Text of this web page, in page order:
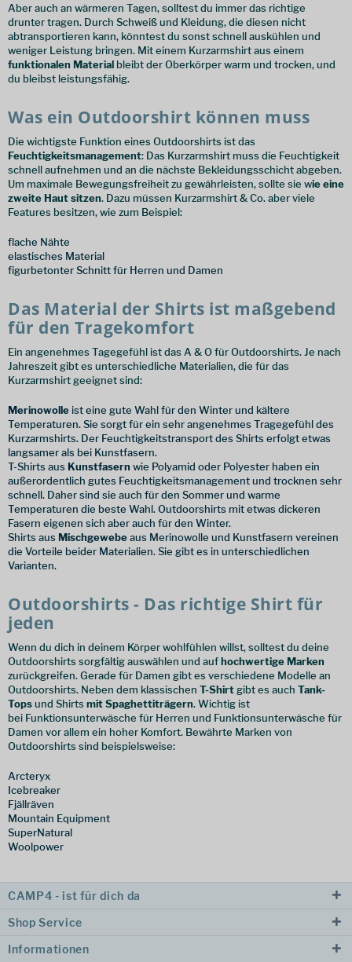
Aber auch an wärmeren Tagen, solltest du immer das richtige
drunter tragen. Durch Schweiß und Kleidung, die diesen nicht
abtransportieren kann, könntest du sonst schnell auskühlen und
weniger Leistung bringen. Mit einem Kurzarmshirt aus einem
funktionalen Material bleibt der Oberkörper warm und trocken, und
du bleibst leistungsfähig.
Was ein Outdoorshirt können muss
Die wichtigste Funktion eines Outdoorshirts ist das
Feuchtigkeitsmanagement: Das Kurzarmshirt muss die Feuchtigkeit
schnell aufnehmen und an die nächste Bekleidungsschicht abgeben.
Um maximale Bewegungsfreiheit zu gewährleisten, sollte sie wie eine
zweite Haut sitzen. Dazu müssen Kurzarmshirt & Co. aber viele
Features besitzen, wie zum Beispiel:
flache Nähte
elastisches Material
figurbetonter Schnitt für Herren und Damen
Das Material der Shirts ist maßgebend
für den Tragekomfort
Ein angenehmes Tagegefühl ist das A & O für Outdoorshirts. Je nach
Jahreszeit gibt es unterschiedliche Materialien, die für das
Kurzarmshirt geeignet sind:
Merinowolle ist eine gute Wahl für den Winter und kältere
Temperaturen. Sie sorgt für ein sehr angenehmes Tragegefühl des
Kurzarmshirts. Der Feuchtigkeitstransport des Shirts erfolgt etwas
langsamer als bei Kunstfasern.
T-Shirts aus Kunstfasern wie Polyamid oder Polyester haben ein
außerordentlich gutes Feuchtigkeitsmanagement und trocknen sehr
schnell. Daher sind sie auch für den Sommer und warme
Temperaturen die beste Wahl. Outdoorshirts mit etwas dickeren
Fasern eigenen sich aber auch für den Winter.
Shirts aus Mischgewebeaus Merinowolle und Kunstfasern vereinen
die Vorteile beider Materialien. Sie gibt es in unterschiedlichen
Varianten.
Outdoorshirts - Das richtige Shirt für
jeden
Wenn du dich in deinem Körper wohlfühlen willst, solltest du deine
Outdoorshirts sorgfältig auswählen und aufhochwertige Marken
zurückgreifen. Gerade für Damen gibt es verschiedene Modelle an
Outdoorshirts. Neben dem klassischen T-Shirtgibt es auch Tank-
Topsund Shirts mit Spaghettiträgern. Wichtig ist
bei Funktionsunterwäsche für Herren und Funktionsunterwäsche für
Damen vor allem ein hoher Komfort. Bewährte Marken von
Outdoorshirts sind beispielsweise:
Arcteryx
Icebreaker
Fjällräven
Mountain Equipment
SuperNatural
Woolpower
CAMP4 - ist für dich da
Shop Service
Informationen